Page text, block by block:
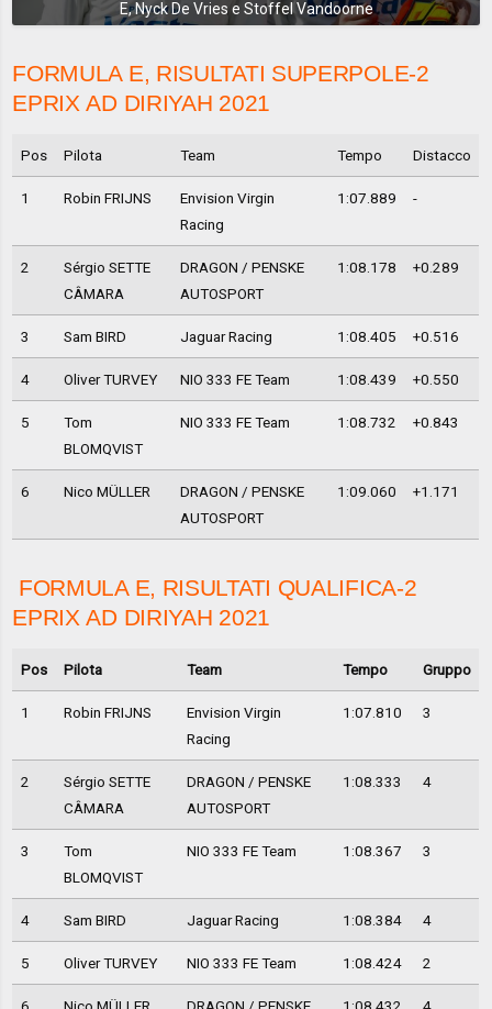
E, Nyck De Vries e Stoffel Vandoorne
FORMULA E, RISULTATI SUPERPOLE-2
EPRIX AD DIRIYAH 2021
Pos Pilota Team Tempo Distacco
1 Robin FRIJNS
Envision Virgin
Racing
1:07.889 -
2
Sérgio SETTE
CÂMARA
DRAGON / PENSKE
AUTOSPORT
1:08.178 +0.289
3 Sam BIRD Jaguar Racing 1:08.405 +0.516
4 Oliver TURVEY NIO 333 FE Team 1:08.439 +0.550
5
Tom
BLOMQVIST
NIO 333 FE Team 1:08.732 +0.843
6 Nico MÜLLER
DRAGON / PENSKE
AUTOSPORT
1:09.060 +1.171
FORMULA E, RISULTATI QUALIFICA-2
EPRIX AD DIRIYAH 2021
Pos Pilota Team Tempo Gruppo
1 Robin FRIJNS
Envision Virgin
Racing
1:07.810 3
2
Sérgio SETTE
CÂMARA
DRAGON / PENSKE
AUTOSPORT
1:08.333 4
3
Tom
BLOMQVIST
NIO 333 FE Team 1:08.367 3
4 Sam BIRD Jaguar Racing 1:08.384 4
5 Oliver TURVEY NIO 333 FE Team 1:08.424 2